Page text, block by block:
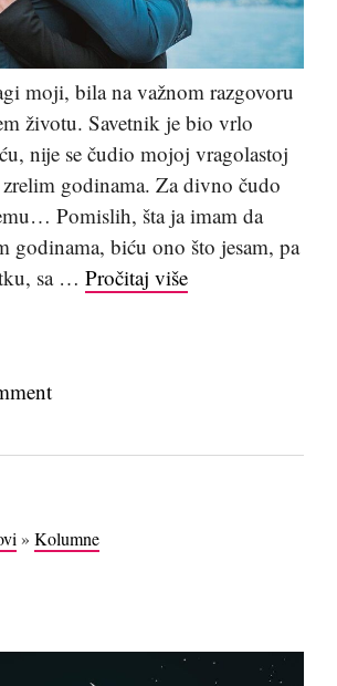
moji, bila na važnom razgovoru
životu. Savetnik je bio vrlo
nije se čudio mojoj vragolastoj
godinama. Za divno čudo
Pomislih, šta ja imam da
godinama, biću ono što jesam, pa
sa … Pročitaj više
» Kolumne